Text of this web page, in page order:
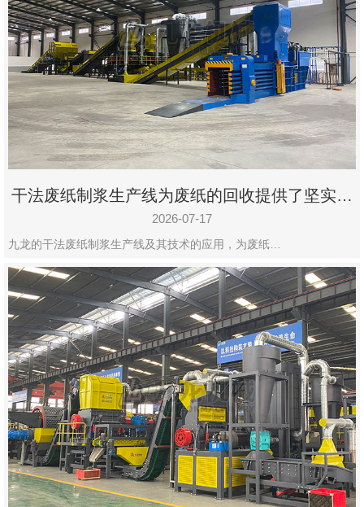
豫
ICP
备
19020390
号-1
干法废纸制浆生产线为废纸的回收提供了坚实的
保障
2026-07-17
九龙的干法废纸制浆生产线及其技术的应用，为废纸…